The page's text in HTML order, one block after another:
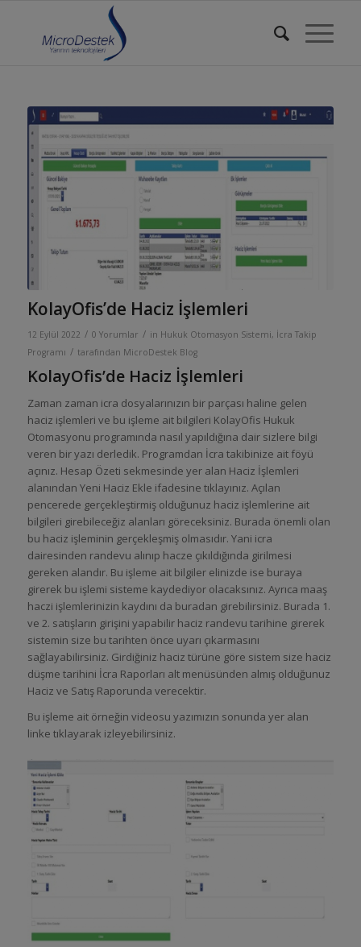
KolayOfis’de Haciz İşlemleri
12 Eylül 2022 / 0 Yorumlar / in Hukuk Otomasyon Sistemi, İcra Takip
Programı / tarafından MicroDestek Blog
KolayOfis’de Haciz İşlemleri
Zaman zaman icra dosyalarınızın bir parçası haline gelen
haciz işlemleri ve bu işleme ait bilgileri KolayOfis Hukuk
Otomasyonu programında nasıl yapıldığına dair sizlere bilgi
veren bir yazı derledik. Programdan İcra takibinize ait föyü
açınız. Hesap Özeti sekmesinde yer alan Haciz İşlemleri
alanından Yeni Haciz Ekle ifadesine tıklayınız. Açılan
pencerede gerçekleştirmiş olduğunuz haciz işlemlerine ait
bilgileri girebileceğiz alanları göreceksiniz. Burada önemli olan
bu haciz işleminin gerçekleşmiş olmasıdır. Yani icra
dairesinden randevu alınıp hacze çıkıldığında girilmesi
gereken alandır. Bu işleme ait bilgiler elinizde ise buraya
girerek bu işlemi sisteme kaydediyor olacaksınız. Ayrıca maaş
haczi işlemlerinizin kaydını da buradan girebilirsiniz. Burada 1.
ve 2. satışların girişini yapabilir haciz randevu tarihine girerek
sistemin size bu tarihten önce uyarı çıkarmasını
sağlayabilirsiniz. Girdiğiniz haciz türüne göre sistem size haciz
düşme tarihini İcra Raporları alt menüsünden almış olduğunuz
Haciz ve Satış Raporunda verecektir.
Bu işleme ait örneğin videosu yazımızın sonunda yer alan
linke tıklayarak izleyebilirsiniz.